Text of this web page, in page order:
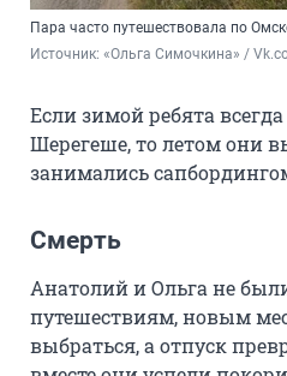
Пара часто путешествовала по
Источник: «Ольга Симочкина» /
Если зимой ребята
Шерегеше, то летом они
занимались
Смерть
Анатолий и Ольга не
путешествиям, новым
выбраться, а отпуск